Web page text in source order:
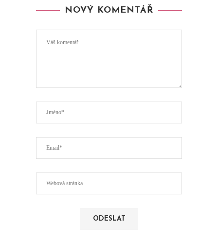
NOVÝ KOMENTÁŘ